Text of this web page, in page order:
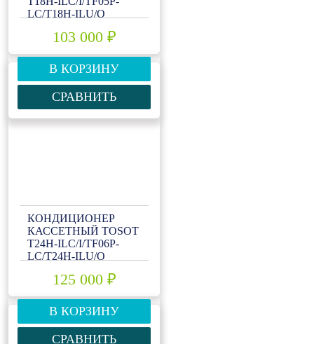
LC/T18H-ILU/O
103 000 ₽
В КОРЗИНУ
СРАВНИТЬ
КОНДИЦИОНЕР
КАССЕТНЫЙ TOSOT
T24H-ILC/I/TF06P-
LC/T24H-ILU/O
125 000 ₽
В КОРЗИНУ
СРАВНИТЬ